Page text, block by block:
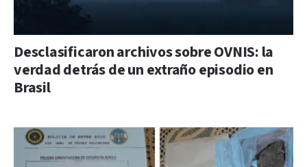
Desclasificaron archivos sobre OVNIS: la
verdad detrás de un extraño episodio en
Brasil